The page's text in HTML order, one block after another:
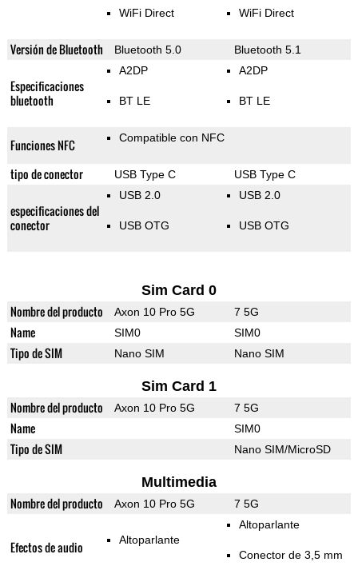
WiFi Direct WiFi Direct
Versión de Bluetooth Bluetooth 5.0 Bluetooth 5.1
Especificaciones
bluetooth
A2DP
BT LE
A2DP
BT LE
Funciones NFC Compatible con NFC
tipo de conector USB Type C USB Type C
especificaciones del
conector
USB 2.0
USB OTG
USB 2.0
USB OTG
Sim Card 0
Nombre del producto Axon 10 Pro 5G 7 5G
Name SIM0 SIM0
Tipo de SIM Nano SIM Nano SIM
Sim Card 1
Nombre del producto Axon 10 Pro 5G 7 5G
Name SIM0
Tipo de SIM Nano SIM/MicroSD
Multimedia
Nombre del producto Axon 10 Pro 5G 7 5G
Efectos de audio Altoparlante
Altoparlante
Conector de 3,5 mm